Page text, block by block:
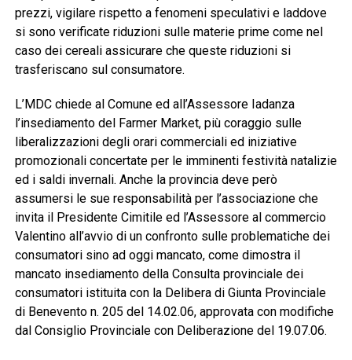
prezzi, vigilare rispetto a fenomeni speculativi e laddove
si sono verificate riduzioni sulle materie prime come nel
caso dei cereali assicurare che queste riduzioni si
trasferiscano sul consumatore.
L’MDC chiede al Comune ed all’Assessore Iadanza
l’insediamento del Farmer Market, più coraggio sulle
liberalizzazioni degli orari commerciali ed iniziative
promozionali concertate per le imminenti festività natalizie
ed i saldi invernali. Anche la provincia deve però
assumersi le sue responsabilità per l’associazione che
invita il Presidente Cimitile ed l’Assessore al commercio
Valentino all’avvio di un confronto sulle problematiche dei
consumatori sino ad oggi mancato, come dimostra il
mancato insediamento della Consulta provinciale dei
consumatori istituita con la Delibera di Giunta Provinciale
di Benevento n. 205 del 14.02.06, approvata con modifiche
dal Consiglio Provinciale con Deliberazione del 19.07.06.